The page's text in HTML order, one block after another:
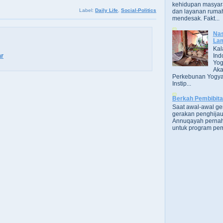
Label: Daily Life, Social-Politics
kehidupan
dan layanan
mendesak. Fakt...
Perkebunan
Instip...
Berkah
Saat awal-awal
gerakan
Annuqayah
untuk program